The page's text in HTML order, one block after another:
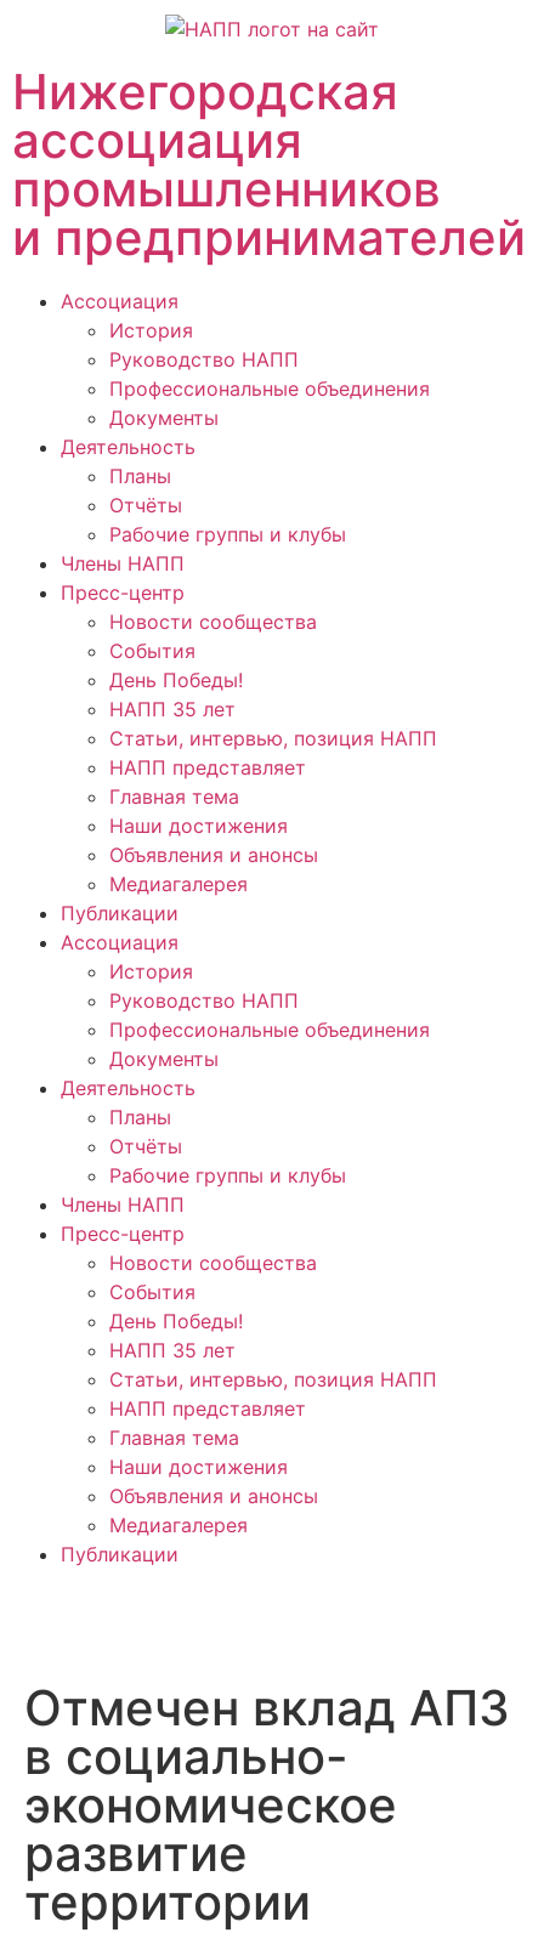
Нижегородская
ассоциация
промышленников
и предпринимателей
Ассоциация
История
Руководство НАПП
Профессиональные объединения
Документы
Деятельность
Планы
Отчёты
Рабочие группы и клубы
Члены НАПП
Пресс-центр
Новости сообщества
События
День Победы!
НАПП 35 лет
Статьи, интервью, позиция НАПП
НАПП представляет
Главная тема
Наши достижения
Объявления и анонсы
Медиагалерея
Публикации
Ассоциация
История
Руководство НАПП
Профессиональные объединения
Документы
Деятельность
Планы
Отчёты
Рабочие группы и клубы
Члены НАПП
Пресс-центр
Новости сообщества
События
День Победы!
НАПП 35 лет
Статьи, интервью, позиция НАПП
НАПП представляет
Главная тема
Наши достижения
Объявления и анонсы
Медиагалерея
Публикации
Отмечен вклад АПЗ
в социально-
экономическое
развитие
территории